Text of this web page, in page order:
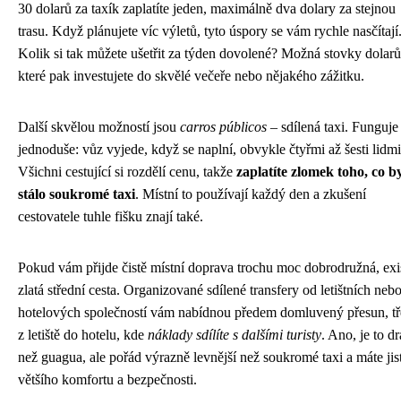
30 dolarů za taxík zaplatíte jeden, maximálně dva dolary za stejnou
trasu. Když plánujete víc výletů, tyto úspory se vám rychle nasčítají.
Kolik si tak můžete ušetřit za týden dovolené? Možná stovky
které pak investujete do skvělé večeře nebo nějakého zážitku.
Další skvělou možností jsou carros públicos – sdílená taxi. Funguje
jednoduše: vůz vyjede, když se naplní, obvykle čtyřmi až šesti
Všichni cestující si rozdělí cenu, takže zaplatíte zlomek toho, co
stálo soukromé taxi. Místní to používají každý den a zkušení
cestovatele tuhle fišku znají také.
Pokud vám přijde čistě místní doprava trochu moc dobrodružná,
zlatá střední cesta. Organizované sdílené transfery od letištních nebo
hotelových společností vám nabídnou předem domluvený přesun,
z letiště do hotelu, kde náklady sdílíte s dalšími turisty. Ano, je to
než guagua, ale pořád výrazně levnější než soukromé taxi a máte
většího komfortu a bezpečnosti.